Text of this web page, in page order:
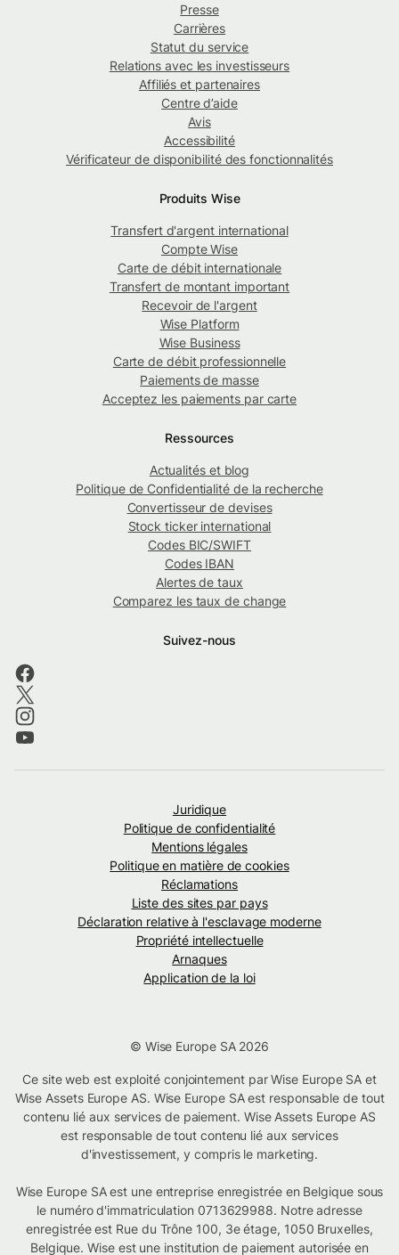
Presse
Carrières
Statut du service
Relations avec les investisseurs
Affiliés et partenaires
Centre d’aide
Avis
Accessibilité
Vérificateur de disponibilité des fonctionnalités
Produits Wise
Transfert d'argent international
Compte Wise
Carte de débit internationale
Transfert de montant important
Recevoir de l'argent
Wise Platform
Wise Business
Carte de débit professionnelle
Paiements de masse
Acceptez les paiements par carte
Ressources
Actualités et blog
Politique de Confidentialité de la recherche
Convertisseur de devises
Stock ticker international
Codes BIC/SWIFT
Codes IBAN
Alertes de taux
Comparez les taux de change
Suivez-nous
Juridique
Politique de confidentialité
Mentions légales
Politique en matière de cookies
Réclamations
Liste des sites par pays
Déclaration relative à l'esclavage moderne
Propriété intellectuelle
Arnaques
Application de la loi
© Wise Europe SA 2026
Ce site web est exploité conjointement par Wise Europe SA et
Wise Assets Europe AS. Wise Europe SA est responsable de tout
contenu lié aux services de paiement. Wise Assets Europe AS
est responsable de tout contenu lié aux services
d'investissement, y compris le marketing.
Wise Europe SA est une entreprise enregistrée en Belgique sous
le numéro d'immatriculation 0713629988. Notre adresse
enregistrée est Rue du Trône 100, 3e étage, 1050 Bruxelles,
Belgique. Wise est une institution de paiement autorisée en